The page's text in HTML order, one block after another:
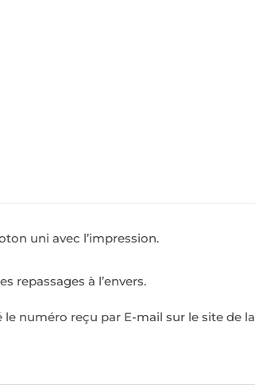
uni avec l’impression.
repassages à l’envers.
numéro reçu par E-mail sur le site de la